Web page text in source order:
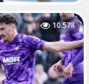
10.578